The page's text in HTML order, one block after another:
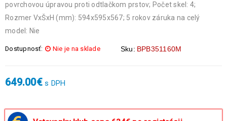
povrchovou úpravou proti odtlačkom prstov; Počet skel: 4;
Rozmer VxŠxH (mm): 594x595x567; 5 rokov záruka na celý
model: Nie
Dostupnosť: Nie je na sklade Sku: BPB351160M
649.00€ s DPH